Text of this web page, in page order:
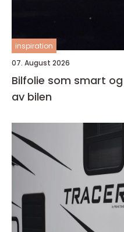
inspiration
07. August 2026
Bilfolie som smart
av bilen